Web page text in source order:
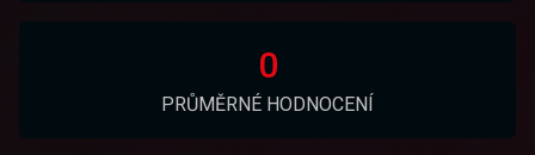
0
PRŮMĚRNÉ HODNOCENÍ